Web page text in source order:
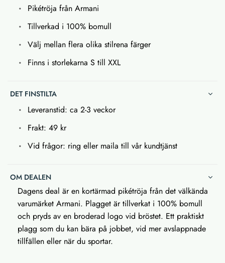
Pikétröja från Armani
Tillverkad i 100% bomull
Välj mellan flera olika stilrena färger
Finns i storlekarna S till XXL
DET FINSTILTA
Leveranstid: ca 2-3 veckor
Frakt: 49 kr
Vid frågor: ring eller maila till vår kundtjänst
OM DEALEN
Dagens deal är en kortärmad pikétröja från det välkända
varumärket Armani. Plagget är tillverkat i 100% bomull
och pryds av en broderad logo vid bröstet. Ett praktiskt
plagg som du kan bära på jobbet, vid mer avslappnade
tillfällen eller när du sportar.